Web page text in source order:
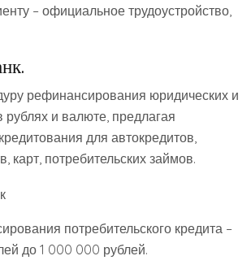
– официальное трудоустройство,
рефинансирования юридических и
рублях и валюте, предлагая
для автокредитов,
карт, потребительских займов.
потребительского кредита –
до 1 000 000 рублей.